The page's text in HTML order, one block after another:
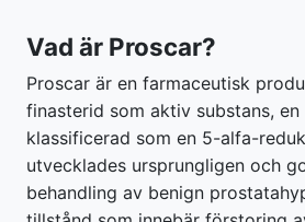
Vad är Proscar?
Proscar är en farmaceutisk
finasterid som aktiv substans,
klassificerad som en 5-alfa-
utvecklades ursprungligen och
behandling av benign